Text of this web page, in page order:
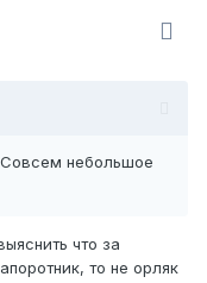
Совсем небольшое
что за
то не орляк